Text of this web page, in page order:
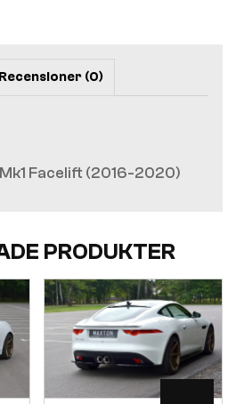
Recensioner (0)
Facelift (2016-2020)
PRODUKTER
Visa